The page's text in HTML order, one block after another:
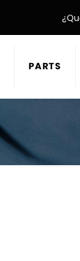
PARTS